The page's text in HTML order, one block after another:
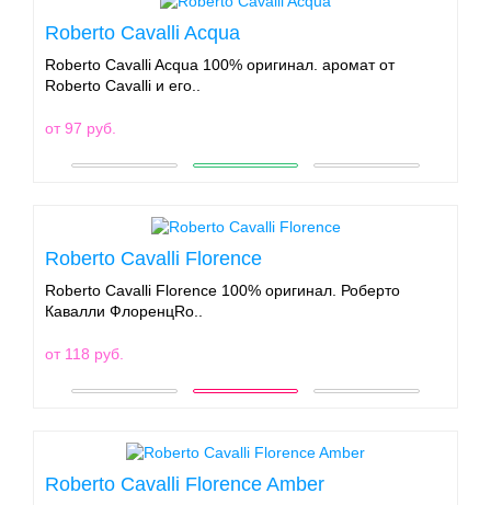
Roberto Cavalli Acqua
Roberto Cavalli Acqua 100% оригинал. аромат от
Roberto Cavalli и его..
от 97 руб.
Roberto Cavalli Florence
Roberto Cavalli Florence 100% оригинал. Роберто
Кавалли ФлоренцRo..
от 118 руб.
Roberto Cavalli Florence Amber